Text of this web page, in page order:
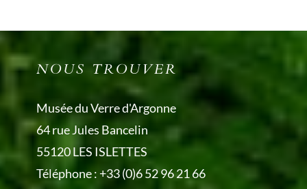
NOUS TROUVER
Musée du Verre d'Argonne
64 rue Jules Bancelin
55120 LES ISLETTES
Téléphone :+33 (0)6 52 96 21 66